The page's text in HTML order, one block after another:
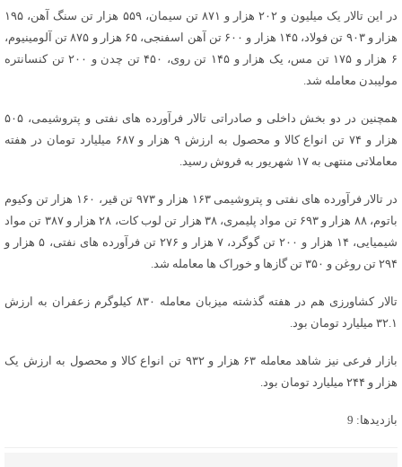
در این تالار یک میلیون و ۲۰۲ هزار و ۸۷۱ تن سیمان، ۵۵۹ هزار تن سنگ آهن، ۱۹۵
هزار و ۹۰۳ تن فولاد، ۱۴۵ هزار و ۶۰۰ تن آهن اسفنجی، ۶۵ هزار و ۸۷۵ تن آلومینیوم،
۶ هزار و ۱۷۵ تن مس، یک هزار و ۱۴۵ تن روی، ۴۵۰ تن چدن و ۲۰۰ تن کنسانتره
مولیبدن معامله شد.
همچنین در دو بخش داخلی و صادراتی تالار فرآورده های نفتی و پتروشیمی، ۵۰۵
هزار و ۷۴ تن انواع کالا و محصول به ارزش ۹ هزار و ۶۸۷ میلیارد تومان در هفته
معاملاتی منتهی به ۱۷ شهریور به فروش رسید.
در تالار فرآورده های نفتی و پتروشیمی ۱۶۳ هزار و ۹۷۳ تن قیر، ۱۶۰ هزار تن وکیوم
باتوم، ۸۸ هزار و ۶۹۳ تن مواد پلیمری، ۳۸ هزار تن لوب کات، ۲۸ هزار و ۳۸۷ تن مواد
شیمیایی، ۱۴ هزار و ۲۰۰ تن گوگرد، ۷ هزار و ۲۷۶ تن فرآورده های نفتی، ۵ هزار و
۲۹۴ تن روغن و ۳۵۰ تن گازها و خوراک ها معامله شد.
تالار کشاورزی هم در هفته گذشته میزبان معامله ۸۳۰ کیلوگرم زعفران به ارزش
۳۲.۱ میلیارد تومان بود.
بازار فرعی نیز شاهد معامله ۶۳ هزار و ۹۳۲ تن انواع کالا و محصول به ارزش یک
هزار و ۲۴۴ میلیارد تومان بود.
بازدیدها: 9